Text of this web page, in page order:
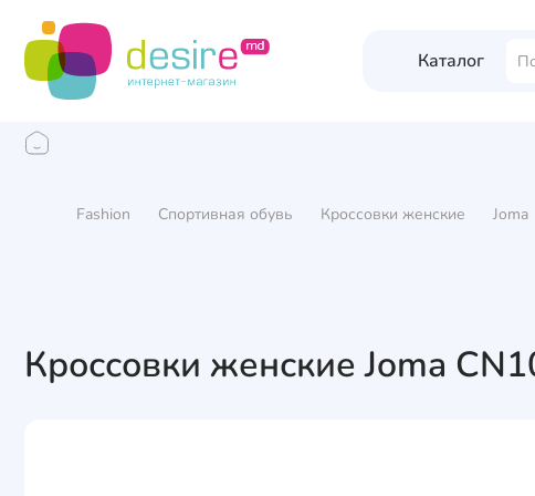
Каталог
Fashion Спортивная обувь Кроссовки женские Joma
Кроссовки женские Joma